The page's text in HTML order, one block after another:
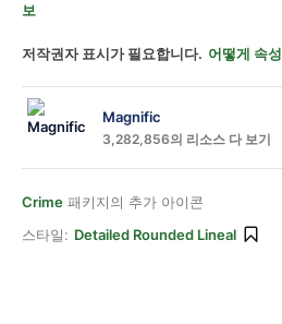
보
저작권자 표시가 필요합니다. 어떻게 속
Magnific
3,282,856의 리소스 다 보기
Crime 패키지의 추가 아이콘
스타일: Detailed Rounded Lineal